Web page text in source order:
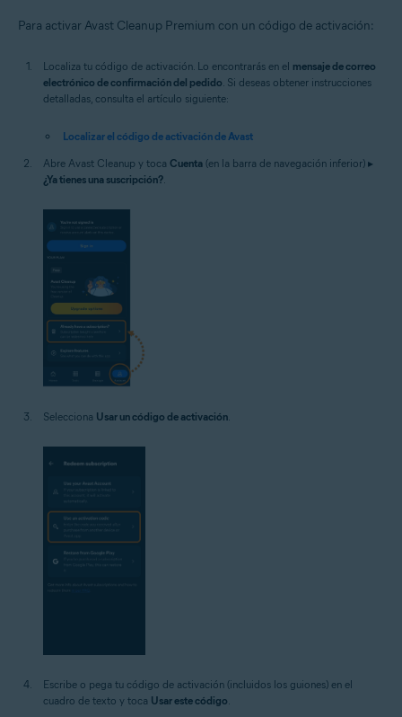
Para activar Avast Cleanup Premium con un código de activación:
Localiza tu código de activación. Lo encontrarás en el mensaje de correo
electrónico de confirmación del pedido. Si deseas obtener instrucciones
detalladas, consulta el artículo siguiente:
Localizar el código de activación de Avast
Abre Avast Cleanup y toca Cuenta (en la barra de navegación inferior) ▸
¿Ya tienes una suscripción?.
Selecciona Usar un código de activación.
Escribe o pega tu código de activación (incluidos los guiones) en el
cuadro de texto y toca Usar este código